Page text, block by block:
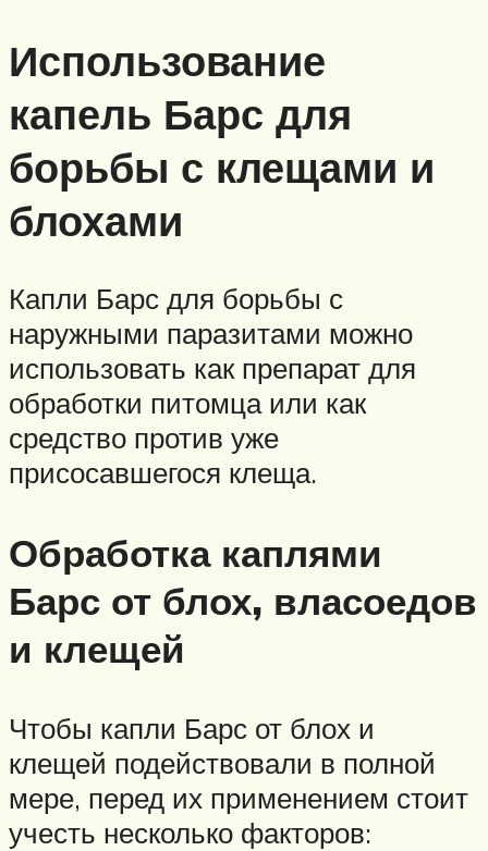
Использование
капель Барс для
борьбы с клещами и
блохами
Капли Барс для борьбы с
наружными паразитами можно
использовать как препарат для
обработки питомца или как
средство против уже
присосавшегося клеща.
Обработка каплями
Барс от блох, власоедов
и клещей
Чтобы капли Барс от блох и
клещей подействовали в полной
мере, перед их применением стоит
учесть несколько факторов: